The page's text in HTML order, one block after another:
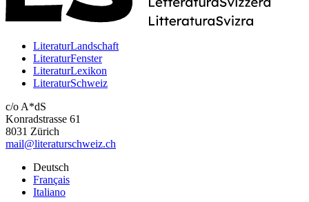
LiteraturLandschaft
LiteraturFenster
LiteraturLexikon
LiteraturSchweiz
c/o A*dS
Konradstrasse 61
8031 Zürich
mail@literaturschweiz.ch
Deutsch
Français
Italiano